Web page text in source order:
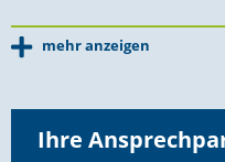
mehr anzeigen
Ihre